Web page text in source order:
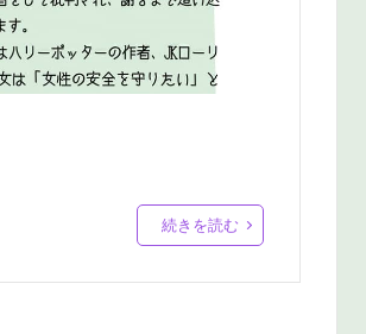
続きを読む